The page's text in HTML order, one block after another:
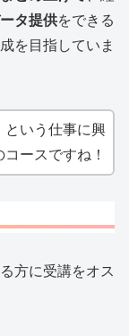
タ提供をできる
を目指していま
という仕事に興
ースですね！
方に受講をオス